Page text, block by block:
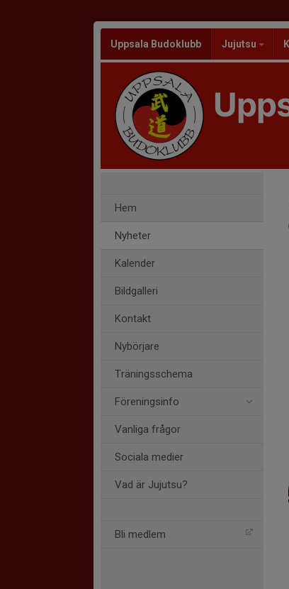
Uppsala Budoklubb Jujutsu
Hem
Nyheter
Kalender
Bildgalleri
Kontakt
Nybörjare
Träningsschema
Föreningsinfo
Vanliga frågor
Sociala medier
Vad är Jujutsu?
Bli medlem